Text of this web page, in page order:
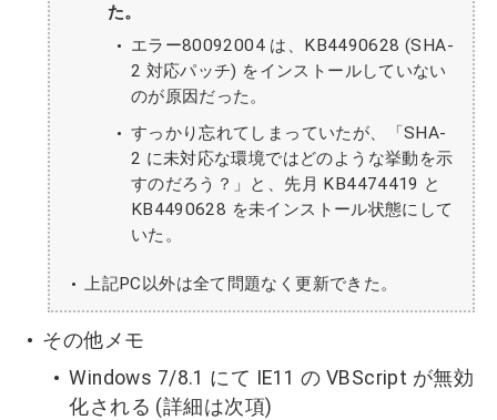
た。
エラー80092004 は、KB4490628 (SHA-
2 対応パッチ) をインストールしていない
のが原因だった。
すっかり忘れてしまっていたが、「SHA-
2 に未対応な環境ではどのような挙動を示
すのだろう？」と、先月 KB4474419 と
KB4490628 を未インストール状態にして
いた。
上記PC以外は全て問題なく更新できた。
その他メモ
Windows 7/8.1 にて IE11 の VBScript が無効
化される (詳細は次項)